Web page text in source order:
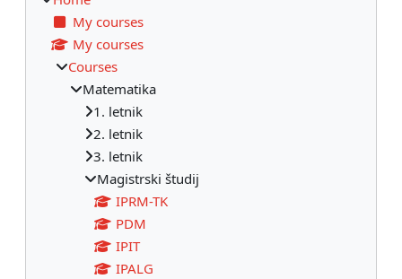
My courses
My courses
Courses
Matematika
1. letnik
2. letnik
3. letnik
Magistrski študij
IPRM-TK
PDM
IPIT
IPALG